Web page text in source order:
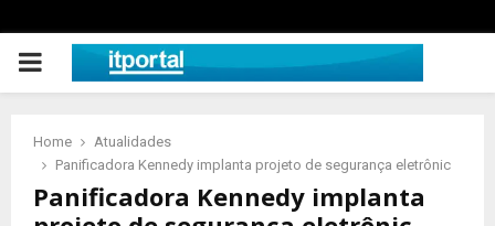
PRIMARY
Home
Atualidades
Panificadora Kennedy implanta projeto de segurança eletrônic
Panificadora Kennedy implanta